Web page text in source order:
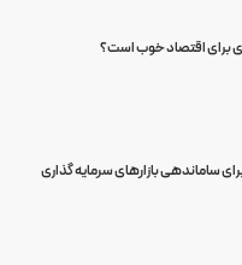
برای اقتصاد خوب است؟
ساماندهی بازارهای سرمایه گذاری